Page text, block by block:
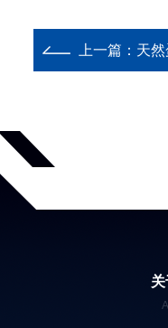
上一篇： 天